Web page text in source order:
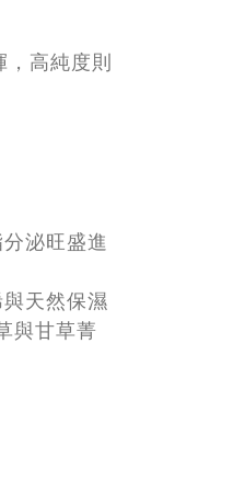
，高純度則
泌旺盛進
天然保濕
與甘草菁